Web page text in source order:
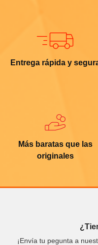
Entrega rápida y
Más baratas que las
originales
¡Envía tu pegunta a